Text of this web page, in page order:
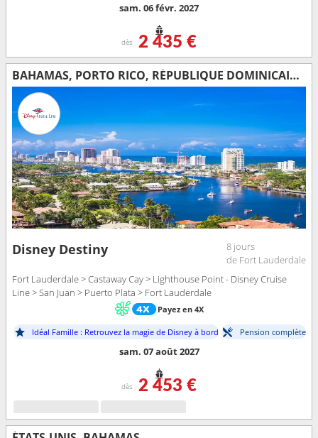
sam. 06 févr. 2027
dès 2 435 €
BAHAMAS, PORTO RICO, RÉPUBLIQUE DOMINICAINE, ÉTATS-UNIS
Disney Destiny
8 jours
de Fort Lauderdale
Fort Lauderdale > Castaway Cay > Lighthouse Point - Disney Cruise
Line > San Juan > Puerto Plata > Fort Lauderdale
Payez en 4X
Idéal Famille : Retrouvez la magie de Disney à bord Pension complète
sam. 07 août 2027
dès 2 453 €